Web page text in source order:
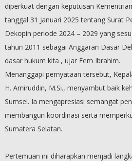
diperkuat dengan keputusan
tanggal 31 Januari 2025 tentang Surat
Dekopin periode 2024 – 2029 yang
tahun 2011 sebagai Anggaran Dasar
dasar hukum kita , ujar Eem Ibrahim.
Menanggapi pernyataan tersebut,
H. Amiruddin, M.Si., menyambut baik
Sumsel. Ia mengapresiasi semangat
membangun koordinasi serta
Sumatera Selatan.
Pertemuan ini diharapkan menjadi